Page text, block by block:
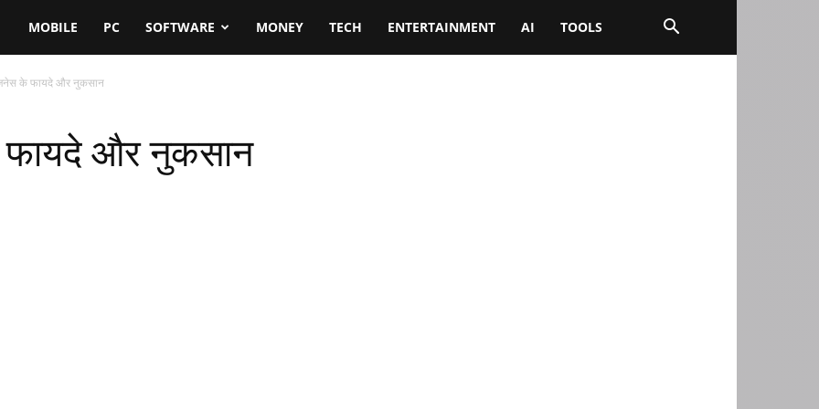
MOBILE PC SOFTWARE MONEY TECH ENTERTAINMENT AI TOOLS
के फायदे और नुकसान
फायदे और नुकसान